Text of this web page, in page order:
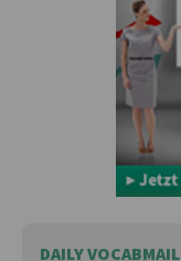
DAILY VOCABMAIL